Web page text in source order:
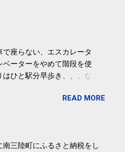
で座らない、エスカレータ
ベーターをやめて階段を使
はひと駅分早歩き、、、など
スポーツウェア・シューズで
だけが運動ではない。 食べ
善する、との結果を筑波大の
READ MORE
南三陸町にふるさと納税をし